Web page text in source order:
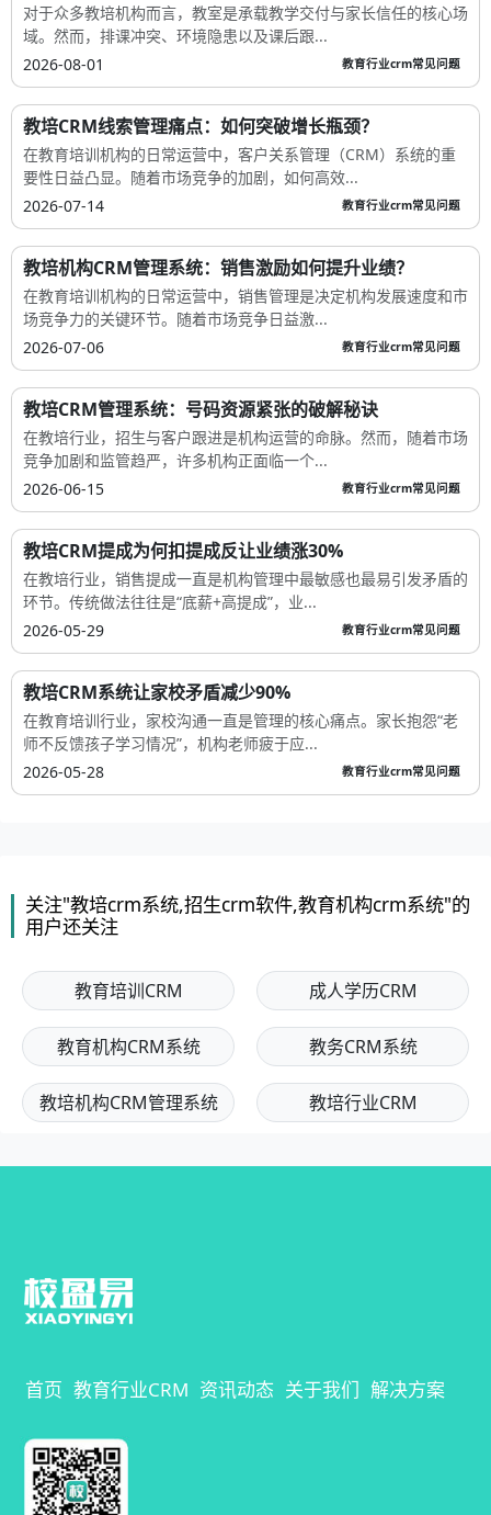
对于众多教培机构而言，教室是承载教学交付与家长信任的核心场
域。然而，排课冲突、环境隐患以及课后跟...
2026-08-01
教育行业crm常见问题
教培CRM线索管理痛点：如何突破增长瓶颈？
在教育培训机构的日常运营中，客户关系管理（CRM）系统的重
要性日益凸显。随着市场竞争的加剧，如何高效...
2026-07-14
教育行业crm常见问题
教培机构CRM管理系统：销售激励如何提升业绩？
在教育培训机构的日常运营中，销售管理是决定机构发展速度和市
场竞争力的关键环节。随着市场竞争日益激...
2026-07-06
教育行业crm常见问题
教培CRM管理系统：号码资源紧张的破解秘诀
在教培行业，招生与客户跟进是机构运营的命脉。然而，随着市场
竞争加剧和监管趋严，许多机构正面临一个...
2026-06-15
教育行业crm常见问题
教培CRM提成为何扣提成反让业绩涨30%
在教培行业，销售提成一直是机构管理中最敏感也最易引发矛盾的
环节。传统做法往往是“底薪+高提成”，业...
2026-05-29
教育行业crm常见问题
教培CRM系统让家校矛盾减少90%
在教育培训行业，家校沟通一直是管理的核心痛点。家长抱怨“老
师不反馈孩子学习情况”，机构老师疲于应...
2026-05-28
教育行业crm常见问题
关注"教培crm系统,招生crm软件,教育机构crm系统"的
用户还关注
教育培训CRM 成人学历CRM
教育机构CRM系统 教务CRM系统
教培机构CRM管理系统 教培行业CRM
首页 教育行业CRM 资讯动态 关于我们 解决方案